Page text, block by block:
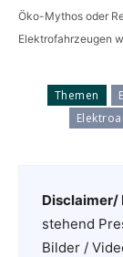
Öko-Mythos oder
Elektrofahrzeugen
Themen
Disclaimer/
stehend
Bilder /